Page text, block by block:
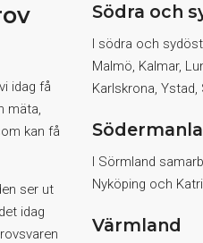
idag få
mäta,
kan få
ser ut
idag
Södra och
I södra och
Malmö, Kalmar,
Karlskrona,
I Sörmland
Nyköping och
Värmland